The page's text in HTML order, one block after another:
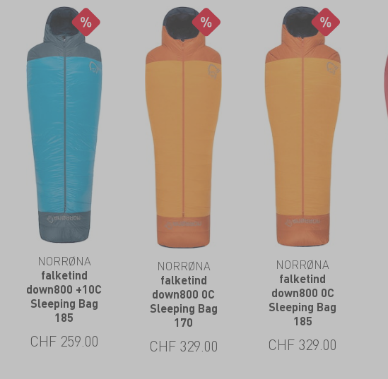
NORRØNA
falketind
down800 +10C
Sleeping Bag
185
CHF 259.00
NORRØNA
falketind
down800 0C
Sleeping Bag
170
CHF 329.00
NORRØNA
falketind
down800 0C
Sleeping Bag
185
CHF 329.00